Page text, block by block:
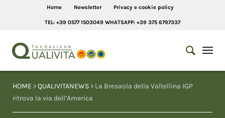
Home Newsletter Privacy e cookie policy
TEL: +39 0577 1503049 WHATSAPP: +39 375 6797337
HOME >QUALIVITANEWS > La Bresaola della Valtellina IGP
ritrova la via dell’America